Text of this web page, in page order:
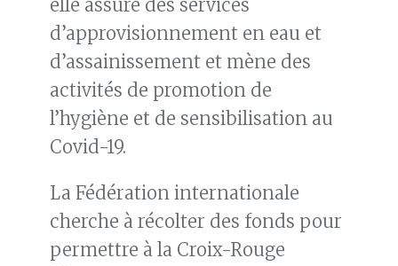
elle assure des services
d’approvisionnement en eau et
d’assainissement et mène des
activités de promotion de
l’hygiène et de sensibilisation au
Covid-19.
La Fédération internationale
cherche à récolter des fonds pour
permettre à la Croix-Rouge